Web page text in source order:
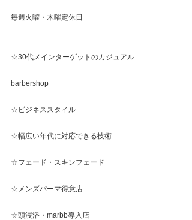
毎週火曜・木曜定休日
☆30代メインターゲットのカジュアル
barbershop
☆ビジネススタイル
☆幅広い年代に対応できる技術
☆フェード・スキンフェード
☆メンズパーマ得意店
☆頭浸浴・marbb導入店